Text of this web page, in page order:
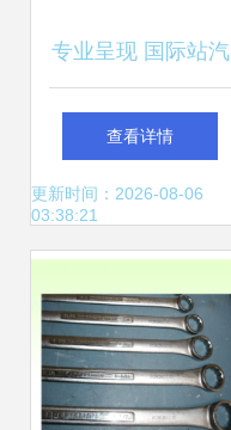
专业呈现 国际站汽
修五金工具套装的
蓝盒白底无感摄影
查看详情
更新时间：2026-08-06
03:38:21